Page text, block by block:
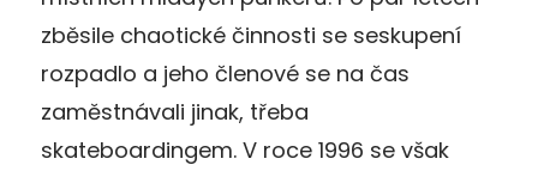
zběsile chaotické činnosti se seskupení
rozpadlo a jeho členové se na čas
zaměstnávali jinak, třeba
skateboardingem. V roce 1996 se však